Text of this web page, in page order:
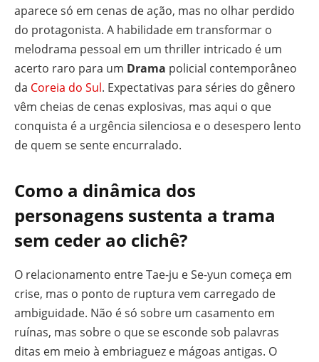
aparece só em cenas de ação, mas no olhar perdido
do protagonista. A habilidade em transformar o
melodrama pessoal em um thriller intricado é um
acerto raro para um Drama policial contemporâneo
da Coreia do Sul. Expectativas para séries do gênero
vêm cheias de cenas explosivas, mas aqui o que
conquista é a urgência silenciosa e o desespero lento
de quem se sente encurralado.
Como a dinâmica dos
personagens sustenta a trama
sem ceder ao clichê?
O relacionamento entre Tae-ju e Se-yun começa em
crise, mas o ponto de ruptura vem carregado de
ambiguidade. Não é só sobre um casamento em
ruínas, mas sobre o que se esconde sob palavras
ditas em meio à embriaguez e mágoas antigas. O